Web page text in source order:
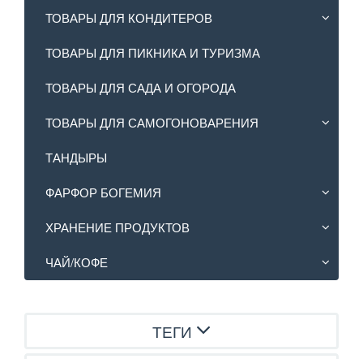
ТОВАРЫ ДЛЯ КОНДИТЕРОВ
ТОВАРЫ ДЛЯ ПИКНИКА И ТУРИЗМА
ТОВАРЫ ДЛЯ САДА И ОГОРОДА
ТОВАРЫ ДЛЯ САМОГОНОВАРЕНИЯ
ТАНДЫРЫ
ФАРФОР БОГЕМИЯ
ХРАНЕНИЕ ПРОДУКТОВ
ЧАЙ/КОФЕ
ТЕГИ